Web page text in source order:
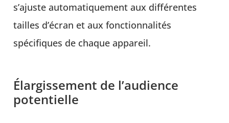
s’ajuste automatiquement aux différentes
tailles d’écran et aux fonctionnalités
spécifiques de chaque appareil.
Élargissement de l’audience
potentielle